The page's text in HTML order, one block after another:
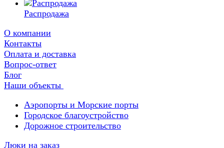
Распродажа
О компании
Контакты
Оплата и доставка
Вопрос-ответ
Блог
Наши объекты
Аэропорты и Морские порты
Городское благоустройство
Дорожное строительство
Люки на заказ